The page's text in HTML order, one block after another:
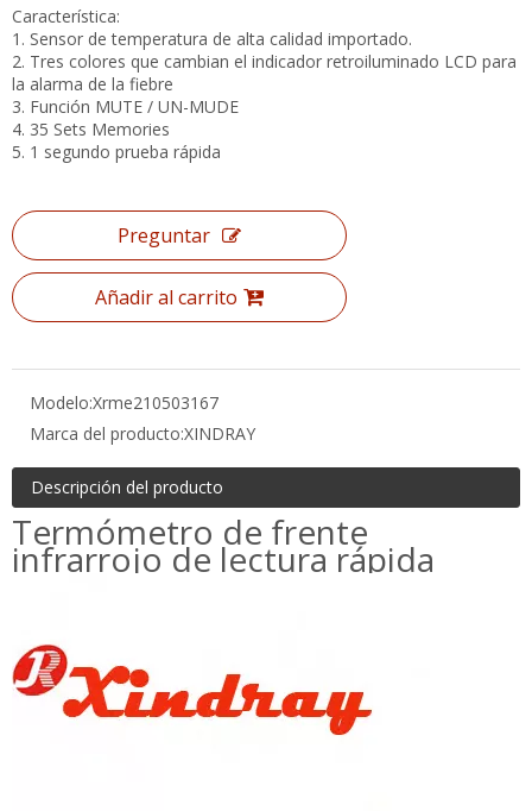
para la alarma de la fiebre
3. Función MUTE / UN-MUDE
4. 35 Sets Memories
5. 1 segundo prueba rápida
Preguntar
Añadir al carrito
Modelo:Xrme210503167
Descripción del producto
Termómetro de frente
infrarrojo de lectura rápida